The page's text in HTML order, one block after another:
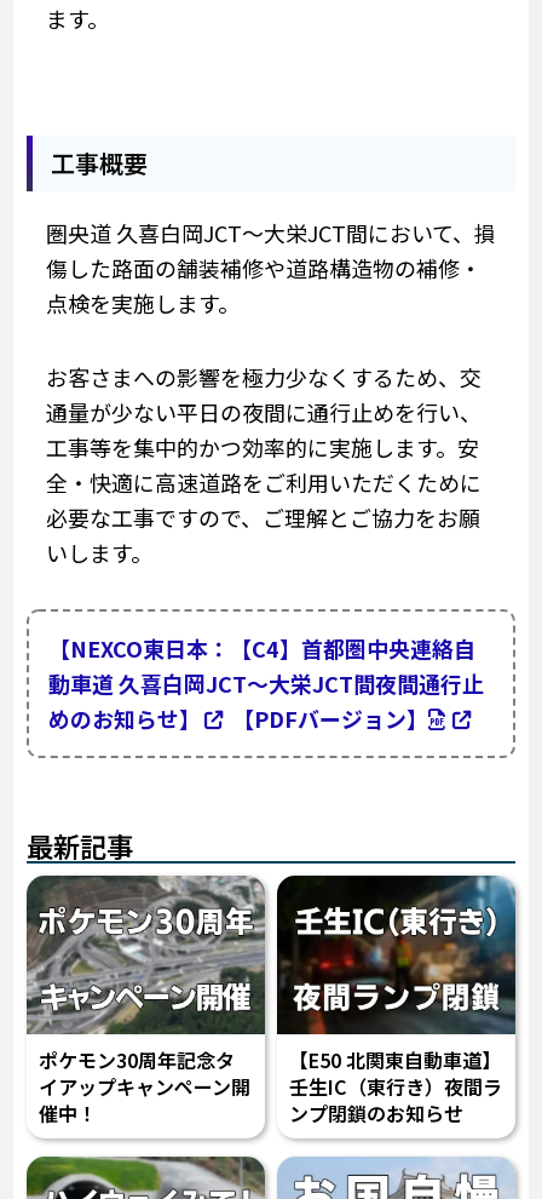
ます。
工事概要
圏央道 久喜白岡JCT～大栄JCT間において、損
傷した路面の舗装補修や道路構造物の補修・
点検を実施します。
お客さまへの影響を極力少なくするため、交
通量が少ない平日の夜間に通行止めを行い、
工事等を集中的かつ効率的に実施します。安
全・快適に高速道路をご利用いただくために
必要な工事ですので、ご理解とご協力をお願
いします。
【NEXCO東日本：【C4】首都圏中央連絡自
動車道 久喜白岡JCT～大栄JCT間夜間通行止
めのお知らせ】
【PDFバージョン】
最新記事
ポケモン30周年記念タ
イアップキャンペーン開
催中！
【E50 北関東自動車道】
壬生IC（東行き）夜間ラ
ンプ閉鎖のお知らせ